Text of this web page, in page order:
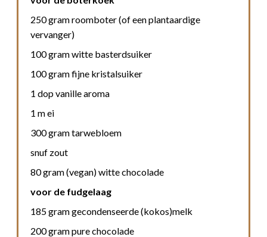
250 gram roomboter (of een plantaardige
vervanger)
100 gram witte basterdsuiker
100 gram fijne kristalsuiker
1 dop vanille aroma
1 m ei
300 gram tarwebloem
snuf zout
80 gram (vegan) witte chocolade
voor de fudgelaag
185 gram gecondenseerde (kokos)melk
200 gram pure chocolade